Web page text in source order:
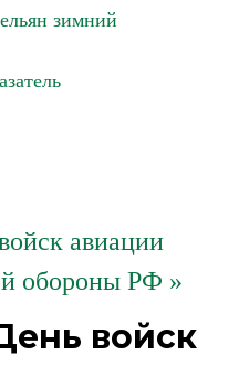
зимний
авиации
обороны РФ »
войск